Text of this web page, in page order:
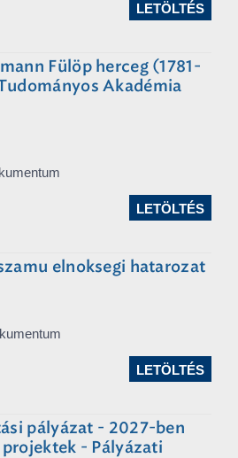
LETÖLTÉS
Fülöp herceg (1781-
Akadémia
LETÖLTÉS
elnoksegi hatarozat
LETÖLTÉS
pályázat - 2027-ben
- Pályázati